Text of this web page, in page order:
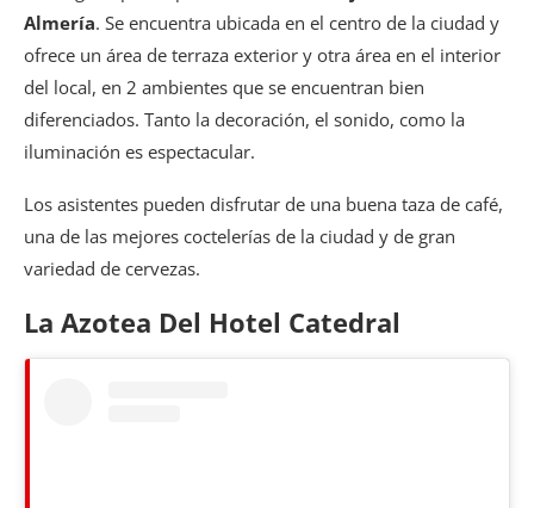
Almería. Se encuentra ubicada en el centro de la ciudad y
ofrece un área de terraza exterior y otra área en el interior
del local, en 2 ambientes que se encuentran bien
diferenciados. Tanto la decoración, el sonido, como la
iluminación es espectacular.
Los asistentes pueden disfrutar de una buena taza de café,
una de las mejores coctelerías de la ciudad y de gran
variedad de cervezas.
La Azotea Del Hotel Catedral